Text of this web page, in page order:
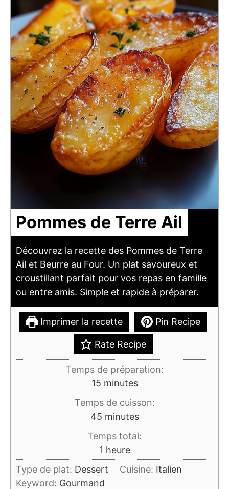
Pommes de Terre Ail
Découvrez la recette des Pommes de Terre
Ail et Beurre au Four. Un plat savoureux et
croustillant parfait pour vos repas en famille
ou entre amis. Simple et rapide à préparer.
Imprimer la recette Pin Recipe
Rate Recipe
Temps de préparation:
15minutes
minutes
Temps de cuisson:
45minutes
minutes
Temps total:
1 heure
heure
Type de plat: Dessert Cuisine: Italien
Keyword: Gourmand